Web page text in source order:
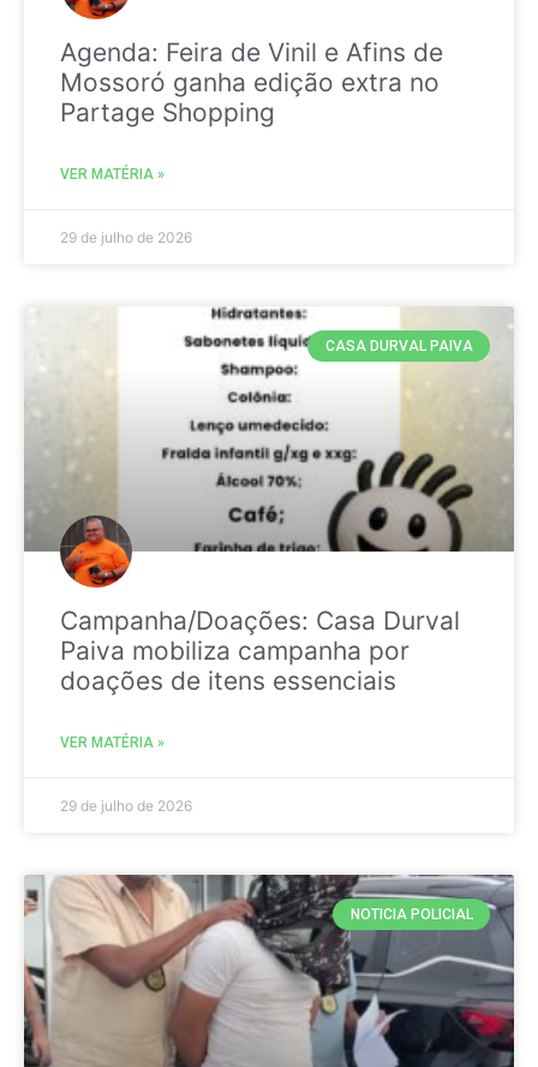
Agenda: Feira de Vinil e Afins de
Mossoró ganha edição extra no
Partage Shopping
VER MATÉRIA »
29 de julho de 2026
CASA DURVAL PAIVA
Campanha/Doações: Casa Durval
Paiva mobiliza campanha por
doações de itens essenciais
VER MATÉRIA »
29 de julho de 2026
NOTICIA POLICIAL